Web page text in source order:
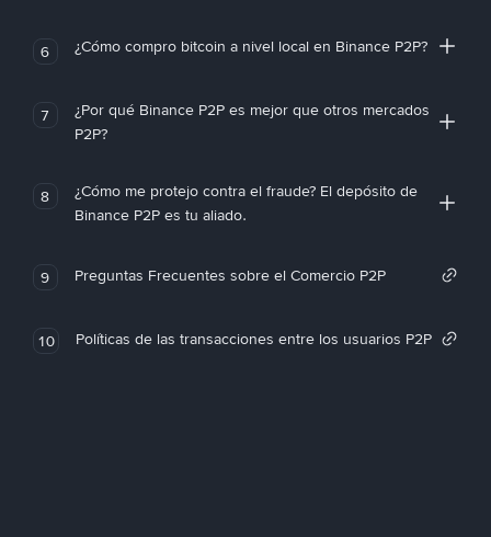
6 ¿Cómo compro bitcoin a nivel local en Binance P2P?
7
¿Por qué Binance P2P es mejor que otros mercados
P2P?
8
¿Cómo me protejo contra el fraude? El depósito de
Binance P2P es tu aliado.
9 Preguntas Frecuentes sobre el Comercio P2P
10 Políticas de las transacciones entre los usuarios P2P